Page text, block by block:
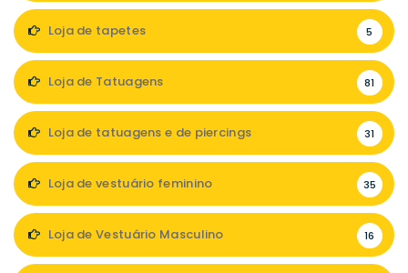
Loja de tapetes 5
Loja de Tatuagens 81
Loja de tatuagens e de piercings 31
Loja de vestuário feminino 35
Loja de Vestuário Masculino 16